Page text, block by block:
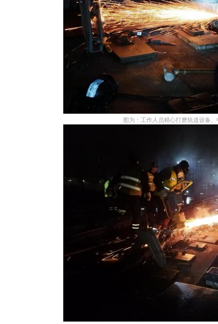
图为：工作人员精心打磨轨道设备